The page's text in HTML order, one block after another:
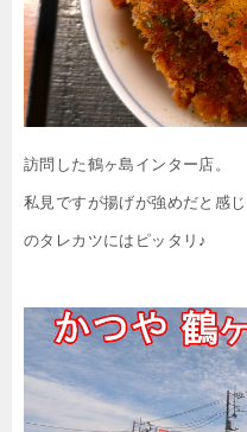
訪問した鶴ヶ島インター店。
私見ですが揚げが強めだと感
のタレカツにはピッタリ♪